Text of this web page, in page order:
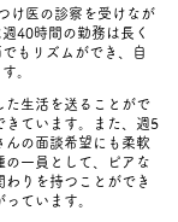
け医の診察を受けなが
40時間の勤務は長く
もリズムができ、自
。
た生活を送ることがで
きています。また、週5
んの面談希望にも柔軟
の一員として、ピアな
わりを持つことができ
ています。